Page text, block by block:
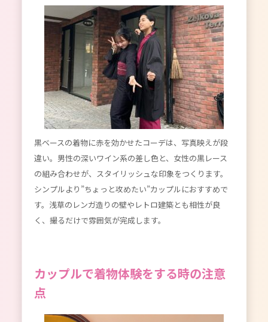
黒ベースの着物に赤を効かせたコーデは、写真映えが段
違い。男性の深いワイン系の差し色と、女性の黒レース
の組み合わせが、スタイリッシュな印象をつくります。
シンプルより”ちょっと攻めたい”カップルにおすすめで
す。浅草のレンガ造りの壁やレトロ建築とも相性が良
く、撮るだけで雰囲気が完成します。
カップルで着物体験をする時の注意
点